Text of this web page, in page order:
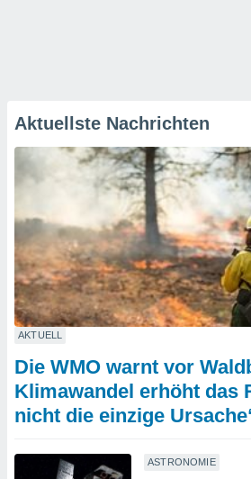
Aktuellste Nachrichten
AKTUELL
Die WMO warnt vor
Klimawandel erhöht das
nicht die einzige
ASTRONOMIE